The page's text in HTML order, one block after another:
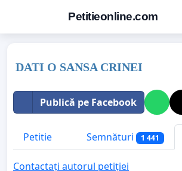
Petitieonline.com
DATI O SANSA CRINEI
Publică pe Facebook
Petitie Semnături 1 441
Contactați autorul petiției